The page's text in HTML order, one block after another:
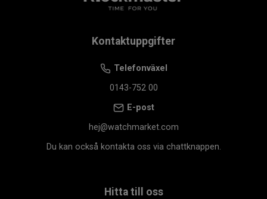
Kontaktuppgifter
Telefonväxel
0143-752 00
E-post
hej@watchmarket.com
Du kan också kontakta oss via chattknappen.
Hitta till oss